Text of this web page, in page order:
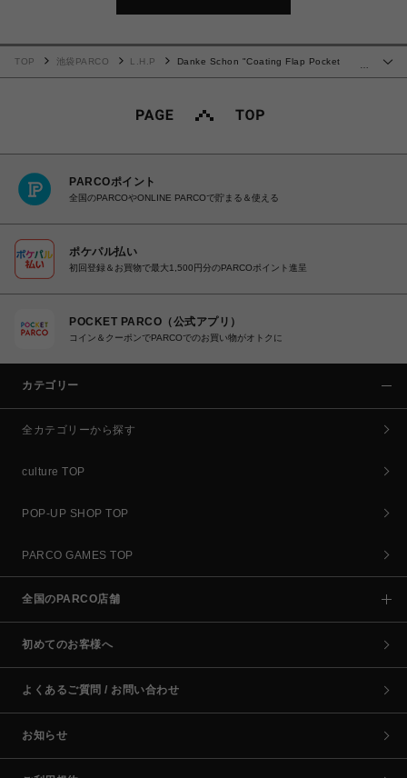
…
TOP 池袋PARCO L.H.P
Danke Schon "Coating Flap Pocket
PARCOポイント
全国のPARCOやONLINE PARCOで貯まる＆使える
ポケパル払い
初回登録＆お買物で最大1,500円分のPARCOポイント進呈
POCKET PARCO（公式アプリ）
コイン＆クーポンでPARCOでのお買い物がオトクに
カテゴリー
全カテゴリーから探す
culture TOP
POP-UP SHOP TOP
PARCO GAMES TOP
全国のPARCO店舗
初めてのお客様へ
よくあるご質問 / お問い合わせ
お知らせ